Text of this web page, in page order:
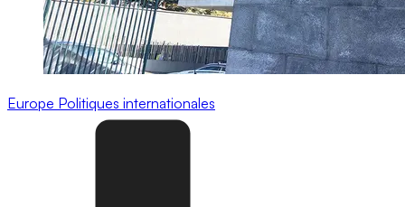
Europe Politiques internationales